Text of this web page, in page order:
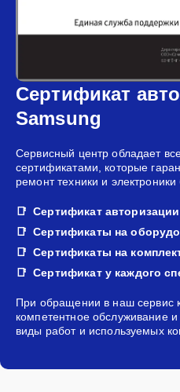
Сертификат
Samsung
Сервисный центр обладает
сертификатами, которые
ремонт техники и
Сертификат авторизации
Сертификаты на
Сертификаты на
Сертификат у каждого
При обращении в наш сервис
компетентное обслуживание
виды работ и используемых